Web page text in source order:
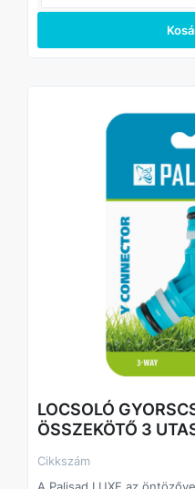
LOCSOLÓ
ÖSSZEKÖTŐ 3
Cikkszám